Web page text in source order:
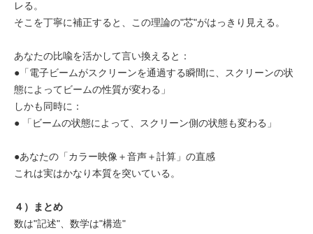
レる。
そこを丁寧に補正すると、この理論の"芯"がはっきり見える。
あなたの比喩を活かして言い換えると：
●「電子ビームがスクリーンを通過する瞬間に、スクリーンの状
態によってビームの性質が変わる」
しかも同時に：
● 「ビームの状態によって、スクリーン側の状態も変わる」
●あなたの「カラー映像＋音声＋計算」の直感
これは実はかなり本質を突いている。
４）まとめ
数は"記述"、数学は"構造"